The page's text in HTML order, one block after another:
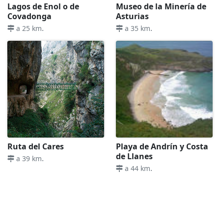
Lagos de Enol o de
Covadonga
a 25 km.
Museo de la Minería de
Asturias
a 35 km.
Ruta del Cares
a 39 km.
Playa de Andrín y Costa
de Llanes
a 44 km.